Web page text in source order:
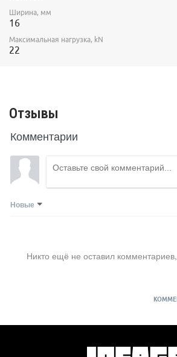
Ширина, мм
16
Максимальная нагрузка, kN
22
Отзывы
Комментарии
Новые
Никто ещё не оставил